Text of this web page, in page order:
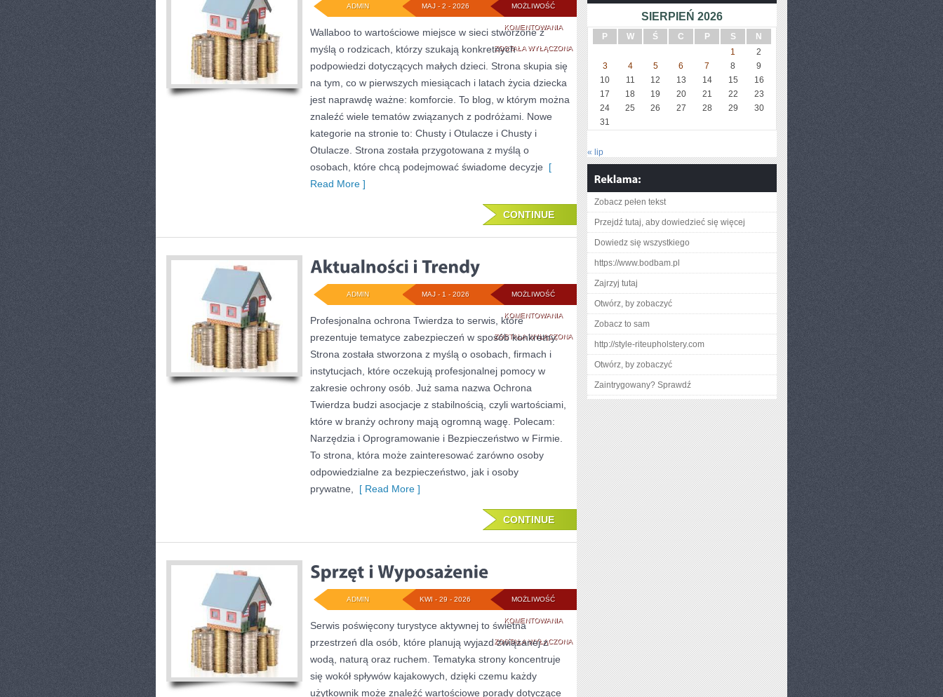
MOŻLIWOŚĆ
KOMENTOWANIASEN
I
KOMFORT
ZOSTAŁA WYŁĄCZONA
MAJ - 2 - 2026
ADMIN
Wallaboo to wartościowe miejsce w sieci stworzone z
myślą o rodzicach, którzy szukają konkretnych
podpowiedzi dotyczących małych dzieci. Strona skupia się
na tym, co w pierwszych miesiącach i latach życia dziecka
jest naprawdę ważne: komforcie. To blog, w którym można
znaleźć wiele tematów związanych z podróżami. Nowe
kategorie na stronie to: Chusty i Otulacze i Chusty i
Otulacze. Strona została przygotowana z myślą o
osobach, które chcą podejmować świadome decyzje [
Read More ]
CONTINUE
MOŻLIWOŚĆ
KOMENTOWANIAAKTUALNOŚCI
I
TRENDY
ZOSTAŁA WYŁĄCZONA
MAJ - 1 - 2026
ADMIN
Profesjonalna ochrona Twierdza to serwis, które
prezentuje tematyce zabezpieczeń w sposób konkretny.
Strona została stworzona z myślą o osobach, firmach i
instytucjach, które oczekują profesjonalnej pomocy w
zakresie ochrony osób. Już sama nazwa Ochrona
Twierdza budzi asocjacje z stabilnością, czyli wartościami,
które w branży ochrony mają ogromną wagę. Polecam:
Narzędzia i Oprogramowanie i Bezpieczeństwo w Firmie.
To strona, która może zainteresować zarówno osoby
odpowiedzialne za bezpieczeństwo, jak i osoby
prywatne,
[ Read More ]
CONTINUE
MOŻLIWOŚĆ
KOMENTOWANIASPRZĘT
I
WYPOSAŻENIE
ZOSTAŁA WYŁĄCZONA
KWI - 29 - 2026
ADMIN
Serwis poświęcony turystyce aktywnej to świetna
przestrzeń dla osób, które planują wyjazd związanej z
wodą, naturą oraz ruchem. Tematyka strony koncentruje
się wokół spływów kajakowych, dzięki czemu każdy
użytkownik może znaleźć wartościowe porady dotyczące
SIERPIEŃ 2026
P W Ś C P S
N
1
2
3
4 5 6 7 8
9
10
11 12 13 14 15
16
17
18 19 20 21 22
23
24
25 26 27 28 29
30
31
« lip
Zobacz pełen tekst
Przejdź tutaj, aby dowiedzieć się więcej
Dowiedz się wszystkiego
https://www.bodbam.pl
Zajrzyj tutaj
Otwórz, by zobaczyć
Zobacz to sam
http://style-riteupholstery.com
Otwórz, by zobaczyć
Zaintrygowany? Sprawdź